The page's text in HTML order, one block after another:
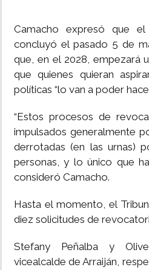
Camacho expresó que
concluyó el pasado 5 de
que, en el 2028, empezará
que quienes quieran
políticas “lo van a poder
“Estos procesos de
impulsados generalmente
derrotadas (en las urnas)
personas, y lo único que
consideró Camacho.
Hasta el momento, el
diez solicitudes de
Stefany Peñalba y
vicealcalde de Arraiján,